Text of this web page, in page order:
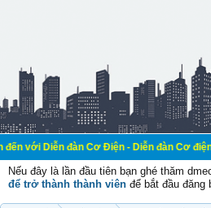
đàn Cơ Điện - Diễn đàn Cơ điện là nơi
Nếu đây là lần đầu tiên bạn ghé thăm
để trở thành thành viên để bắt đầu đăng